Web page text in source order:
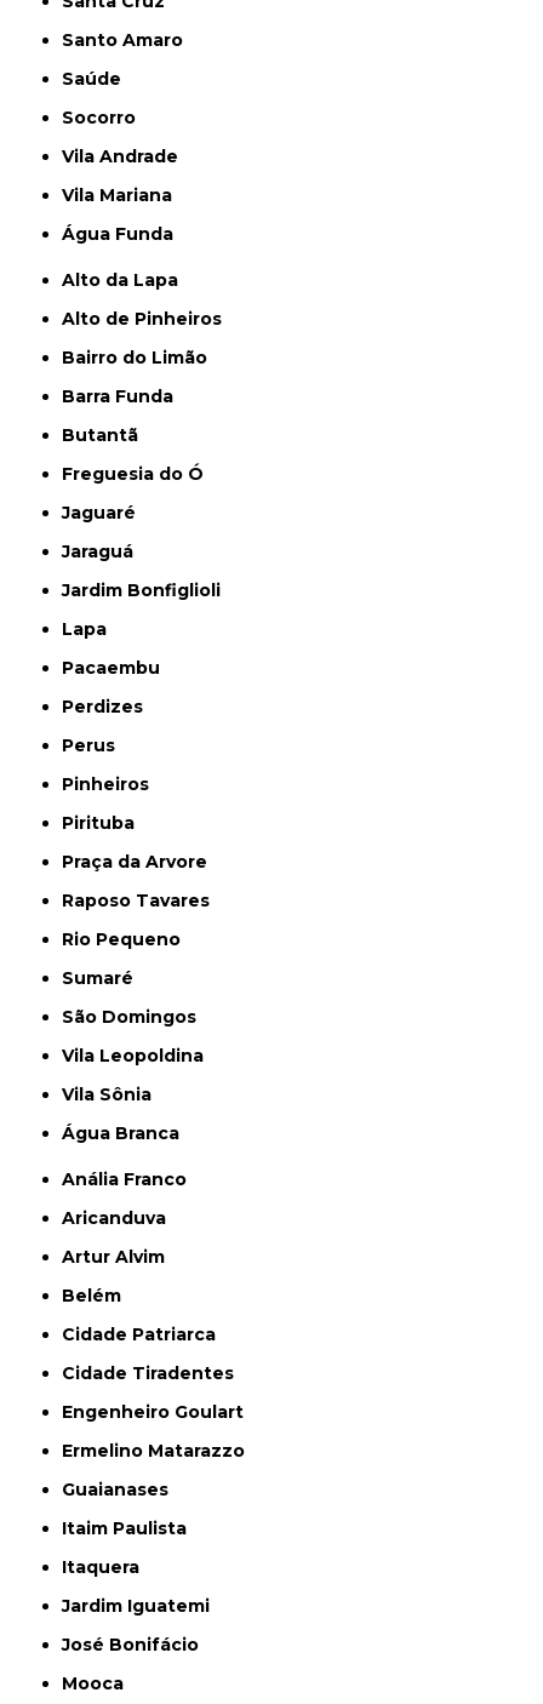
Santo Amaro
Saúde
Socorro
Vila Andrade
Vila Mariana
Água Funda
Alto da Lapa
Alto de Pinheiros
Bairro do Limão
Barra Funda
Butantã
Freguesia do Ó
Jaguaré
Jaraguá
Jardim Bonfiglioli
Lapa
Pacaembu
Perdizes
Perus
Pinheiros
Pirituba
Praça da Arvore
Raposo Tavares
Rio Pequeno
Sumaré
São Domingos
Vila Leopoldina
Vila Sônia
Água Branca
Anália Franco
Aricanduva
Artur Alvim
Belém
Cidade Patriarca
Cidade Tiradentes
Engenheiro Goulart
Ermelino Matarazzo
Guaianases
Itaim Paulista
Itaquera
Jardim Iguatemi
José Bonifácio
Mooca